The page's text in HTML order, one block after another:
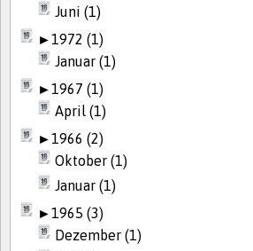
Juni (1)
►1972 (1)
Januar (1)
►1967 (1)
April (1)
►1966 (2)
Oktober (1)
Januar (1)
►1965 (3)
Dezember (1)